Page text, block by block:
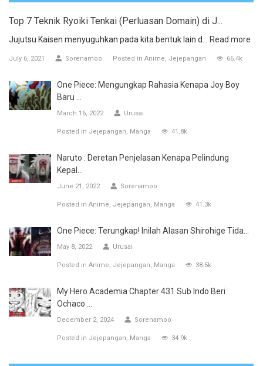
Top 7 Teknik Ryoiki Tenkai (Perluasan Domain) di J...
Jujutsu Kaisen menyuguhkan pada kita bentuk lain d... Read more
July 6, 2021 Sorenamoo Posted in Anime Jejepangan 66.4k
One Piece: Mengungkap Rahasia Kenapa Joy Boy
Baru ...
March 16, 2022 Urusai
Posted in Jejepangan Manga 41.8k
Naruto : Deretan Penjelasan Kenapa Pelindung
Kepal...
June 21, 2022 Sorenamoo
Posted in Anime Jejepangan Manga 41.3k
One Piece: Terungkap! Inilah Alasan Shirohige Tida...
May 8, 2022 Urusai
Posted in Anime Jejepangan Manga 38.5k
My Hero Academia Chapter 431 Sub Indo Beri
Ochaco ...
December 2, 2024 Sorenamoo
Posted in Jejepangan Manga 34.9k